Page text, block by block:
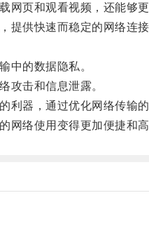
页和观看视频，还能够更
供快速而稳定的网络连接
的数据隐私。
击和信息泄露。
器，通过优化网络传输
络使用变得更加便捷和高